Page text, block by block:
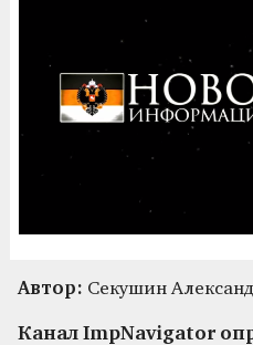
Автор: Секушин
Канал ImpNavigator